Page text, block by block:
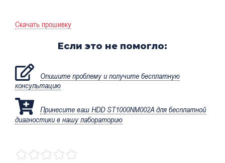
Скачать прошивку
Если это не помогло:
Опишите проблему и получите бесплатную
консультацию
Принесите ваш HDD ST1000NM002A для бесплатной
диагностики в нашу лабораторию